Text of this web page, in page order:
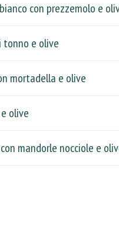
con prezzemolo e
tonno e olive
mortadella e olive
olive
mandorle nocciole e